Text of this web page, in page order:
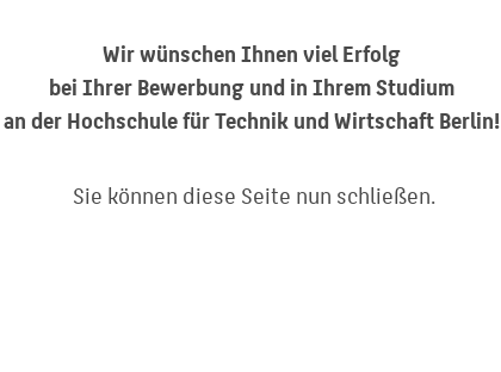
Wir wünschen Ihnen viel Erfolg
bei Ihrer Bewerbung und in Ihrem Studium
an der Hochschule für Technik und Wirtschaft Berlin!
Sie können diese Seite nun schließen.